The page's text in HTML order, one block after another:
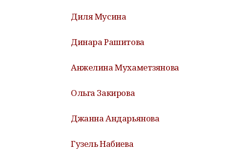
Диля Мусина
Динара Рашитова
Анжелина Мухаметзянова
Ольга Закирова
Джанна Андарьянова
Гузель Набиева